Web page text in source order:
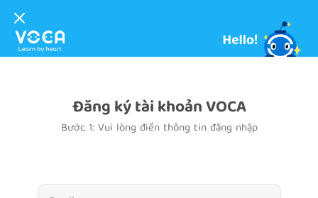
Đăng ký tài khoản VOCA
Bước 1: Vui lòng điền thông tin đăng nhập